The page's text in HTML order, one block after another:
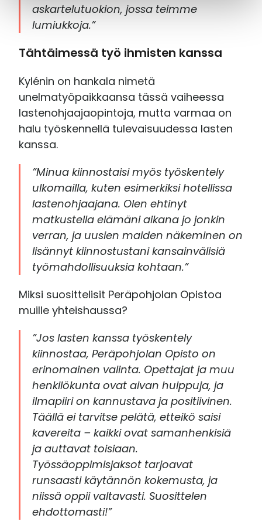
askartelutuokion, jossa teimme
lumiukkoja.”
Tähtäimessä työ ihmisten kanssa
Kylénin on hankala nimetä
unelmatyöpaikkaansa tässä vaiheessa
lastenohjaajaopintoja, mutta varmaa on
halu työskennellä tulevaisuudessa lasten
kanssa.
”Minua kiinnostaisi myös työskentely
ulkomailla, kuten esimerkiksi hotellissa
lastenohjaajana. Olen ehtinyt
matkustella elämäni aikana jo jonkin
verran, ja uusien maiden näkeminen on
lisännyt kiinnostustani kansainvälisiä
työmahdollisuuksia kohtaan.”
Miksi suosittelisit Peräpohjolan Opistoa
muille yhteishaussa?
”Jos lasten kanssa työskentely
kiinnostaa, Peräpohjolan Opisto on
erinomainen valinta. Opettajat ja muu
henkilökunta ovat aivan huippuja, ja
ilmapiiri on kannustava ja positiivinen.
Täällä ei tarvitse pelätä, etteikö saisi
kavereita – kaikki ovat samanhenkisiä
ja auttavat toisiaan.
Työssäoppimisjaksot tarjoavat
runsaasti käytännön kokemusta, ja
niissä oppii valtavasti. Suosittelen
ehdottomasti!”